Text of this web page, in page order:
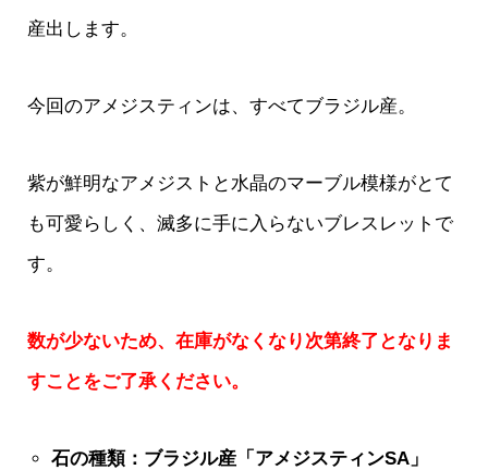
産出します。
今回のアメジスティンは、すべてブラジル産。
紫が鮮明なアメジストと水晶のマーブル模様がとて
も可愛らしく、滅多に手に入らないブレスレットで
す。
数が少ないため、在庫がなくなり次第終了となりま
すことをご了承ください。
石の種類：ブラジル産「アメジスティンSA」